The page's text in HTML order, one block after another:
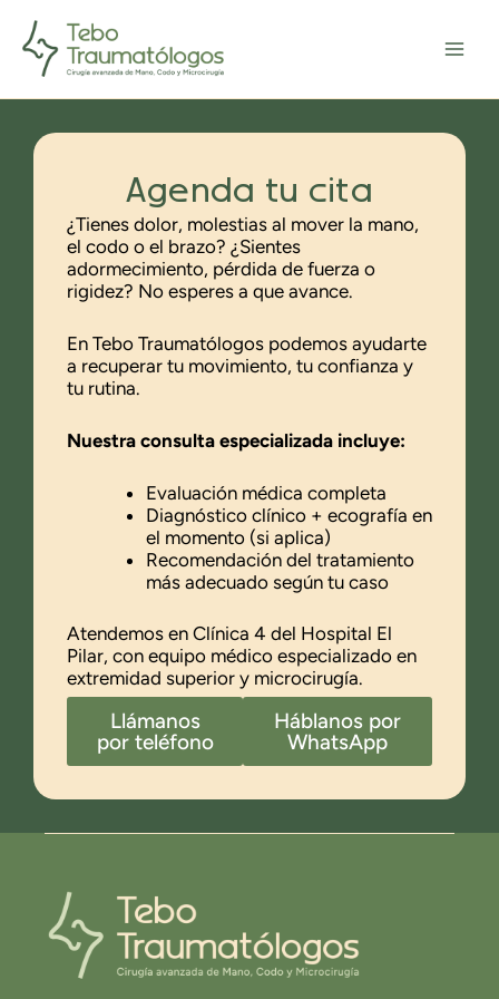
contenido
Menu
Agenda tu cita
¿Tienes dolor, molestias al mover la mano,
el codo o el brazo? ¿Sientes
adormecimiento, pérdida de fuerza o
rigidez? No esperes a que avance.
En Tebo Traumatólogos podemos ayudarte
a recuperar tu movimiento, tu confianza y
tu rutina.
Nuestra consulta especializada incluye:
Evaluación médica completa
Diagnóstico clínico + ecografía en
el momento (si aplica)
Recomendación del tratamiento
más adecuado según tu caso
Atendemos en Clínica 4 del Hospital El
Pilar, con equipo médico especializado en
extremidad superior y microcirugía.
Llámanos
por teléfono
Háblanos por
WhatsApp